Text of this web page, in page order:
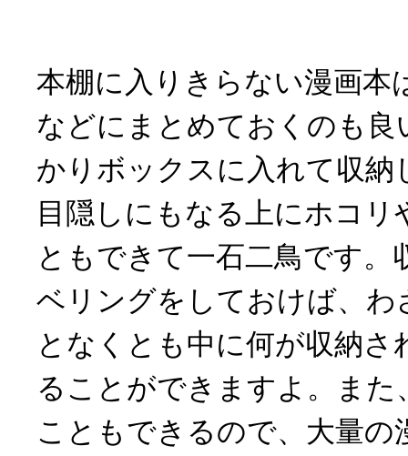
本棚に入りきらない漫画本
などにまとめておくのも
かりボックスに入れて収納
目隠しにもなる上にホコリ
ともできて一石二鳥です。
ベリングをしておけば、わ
となくとも中に何が収納さ
ることができますよ。また
こともできるので、大量の